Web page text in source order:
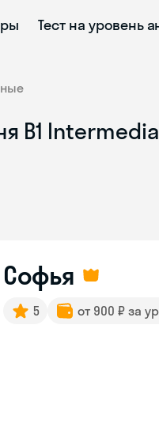
Тест на уровень
B1
Софья
5 от 900 ₽ за